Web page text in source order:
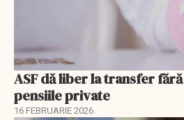
ASF dă liber la transfer
pensiile private
16 FEBRUARIE 2026